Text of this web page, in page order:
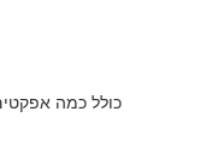
כולל כמה